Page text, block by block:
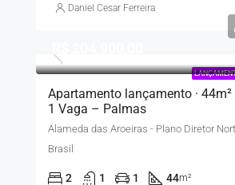
Daniel Cesar Ferreira
Apartamento lançamento · 44m²
1 Vaga – Palmas
Alameda das Aroeiras - Plano Diretor
Brasil
2 1 1 44m²